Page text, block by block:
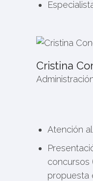
Cristina
Atención
concursos
propuesta